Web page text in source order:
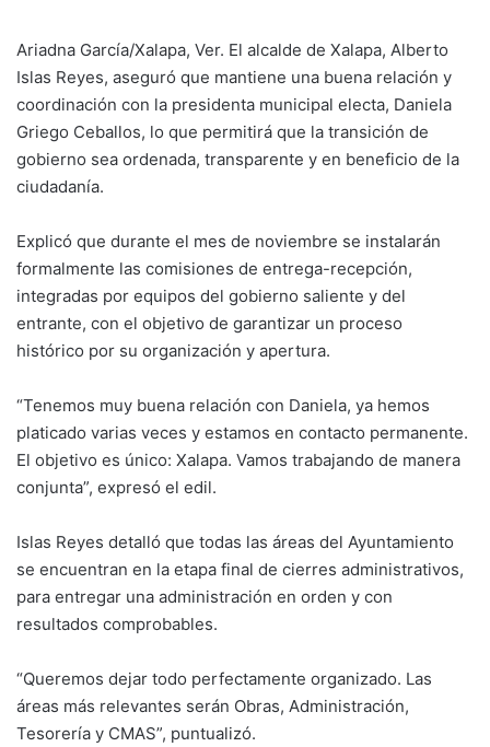
Ariadna García/Xalapa, Ver. El alcalde de Xalapa, Alberto
Islas Reyes, aseguró que mantiene una buena relación y
coordinación con la presidenta municipal electa, Daniela
Griego Ceballos, lo que permitirá que la transición de
gobierno sea ordenada, transparente y en beneficio de la
ciudadanía.
Explicó que durante el mes de noviembre se instalarán
formalmente las comisiones de entrega-recepción,
integradas por equipos del gobierno saliente y del
entrante, con el objetivo de garantizar un proceso
histórico por su organización y apertura.
“Tenemos muy buena relación con Daniela, ya hemos
platicado varias veces y estamos en contacto permanente.
El objetivo es único: Xalapa. Vamos trabajando de manera
conjunta”, expresó el edil.
Islas Reyes detalló que todas las áreas del Ayuntamiento
se encuentran en la etapa final de cierres administrativos,
para entregar una administración en orden y con
resultados comprobables.
“Queremos dejar todo perfectamente organizado. Las
áreas más relevantes serán Obras, Administración,
Tesorería y CMAS”, puntualizó.